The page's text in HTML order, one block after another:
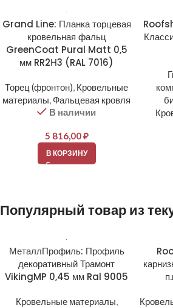
Grand Line: Планка торцевая
кровельная фальц
GreenCoat Pural Matt 0,5
мм RR2Н3 (RAL 7016)
Торец (фронтон), Кровельные
материалы, Фальцевая кровля
В наличии
5 816,00₽
В КОРЗИНУ
Популярный товар из
МеталлПрофиль: Профиль
декоративный Трамонт
VikingMP 0,45 мм Ral 9005
Кровельные материалы,